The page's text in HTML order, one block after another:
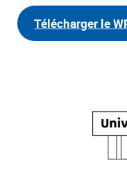
Télécharger le